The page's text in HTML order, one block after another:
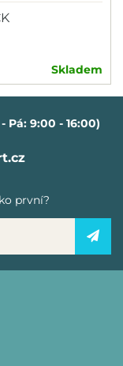
Skladem
Pá: 9:00 - 16:00)
první?